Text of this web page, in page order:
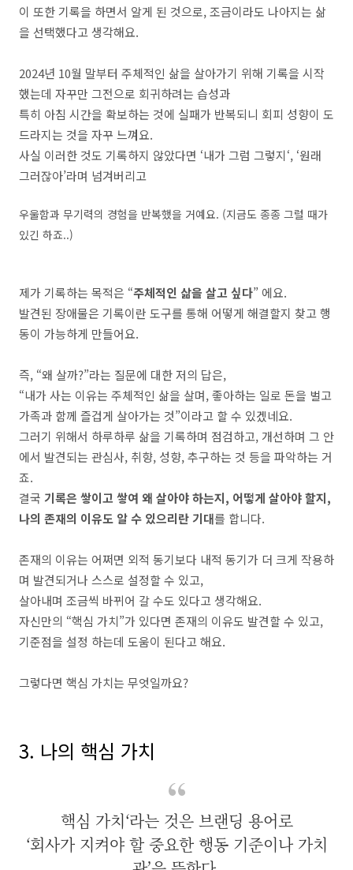
이 또한 기록을 하면서 알게 된 것으로, 조금이라도 나아지는 삶
을 선택했다고 생각해요.
2024년 10월 말부터 주체적인 삶을 살아가기 위해 기록을 시작
했는데 자꾸만 그전으로 회귀하려는 습성과
특히 아침 시간을 확보하는 것에 실패가 반복되니 회피 성향이 도
드라지는 것을 자꾸 느껴요.
사실 이러한 것도 기록하지 않았다면 ‘내가 그럼 그렇지‘, ‘원래
그러잖아’라며 넘겨버리고
우울함과 무기력의 경험을 반복했을 거예요. (지금도 종종 그럴 때가
있긴 하죠..)
제가 기록하는 목적은 “주체적인 삶을 살고 싶다” 에요.
발견된 장애물은 기록이란 도구를 통해 어떻게 해결할지 찾고 행
동이 가능하게 만들어요.
즉, “왜 살까?”라는 질문에 대한 저의 답은,
“내가 사는 이유는 주체적인 삶을 살며, 좋아하는 일로 돈을 벌고
가족과 함께 즐겁게 살아가는 것”이라고 할 수 있겠네요.
그러기 위해서 하루하루 삶을 기록하며 점검하고, 개선하며 그 안
에서 발견되는 관심사, 취향, 성향, 추구하는 것 등을 파악하는 거
죠.
결국 기록은 쌓이고 쌓여 왜 살아야 하는지, 어떻게 살아야 할지,
나의 존재의 이유도 알 수 있으리란 기대를 합니다.
존재의 이유는 어쩌면 외적 동기보다 내적 동기가 더 크게 작용하
며 발견되거나 스스로 설정할 수 있고,
살아내며 조금씩 바뀌어 갈 수도 있다고 생각해요.
자신만의 “핵심 가치”가 있다면 존재의 이유도 발견할 수 있고,
기준점을 설정 하는데 도움이 된다고 해요.
그렇다면 핵심 가치는 무엇일까요?
3. 나의 핵심 가치
핵심 가치‘라는 것은 브랜딩 용어로
‘회사가 지켜야 할 중요한 행동 기준이나 가치